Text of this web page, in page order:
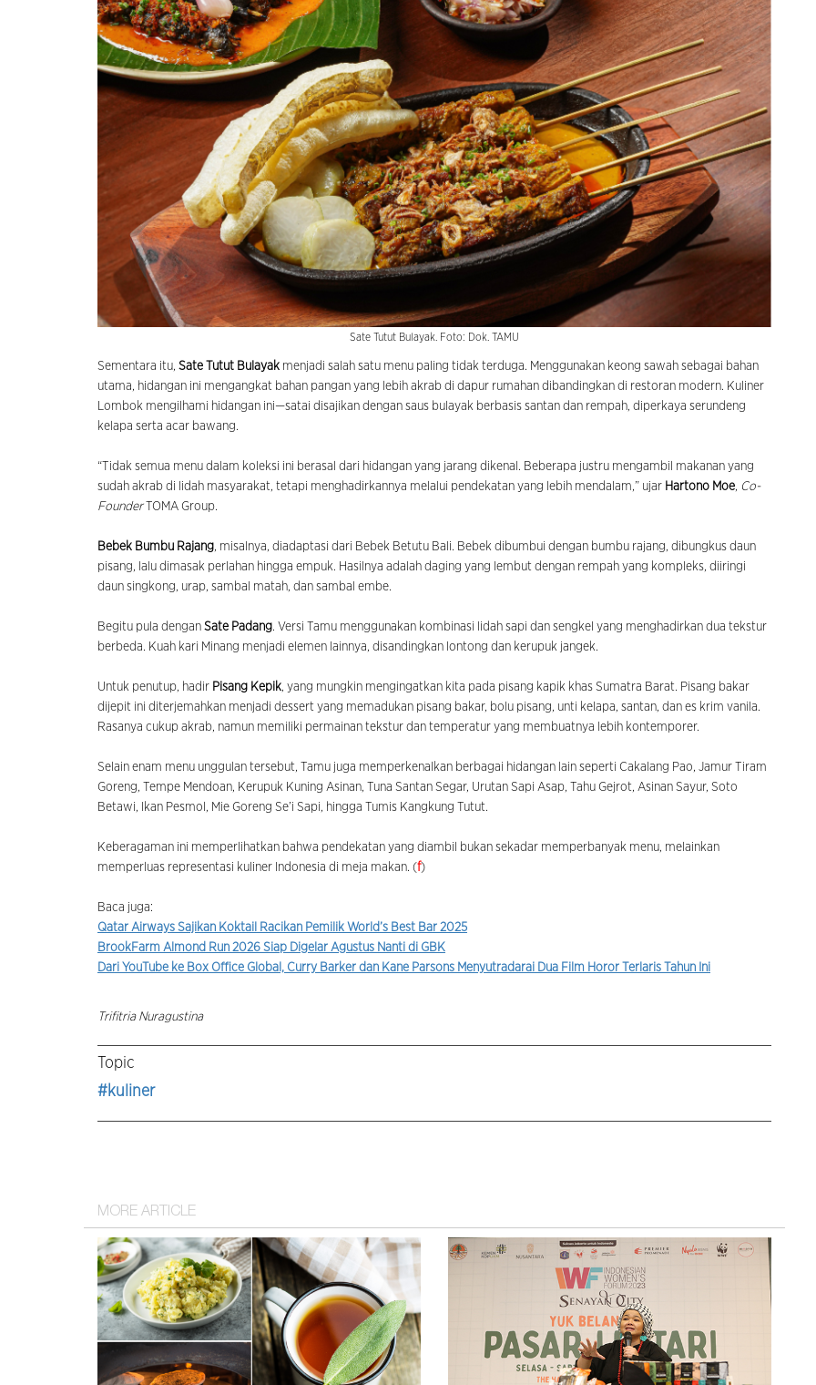
Sate Tutut Bulayak. Foto: Dok. TAMU
Sementara itu, Sate Tutut Bulayak menjadi salah satu menu paling tidak terduga. Menggunakan keong sawah sebagai bahan
utama, hidangan ini mengangkat bahan pangan yang lebih akrab di dapur rumahan dibandingkan di restoran modern. Kuliner
Lombok mengilhami hidangan ini—satai disajikan dengan saus bulayak berbasis santan dan rempah, diperkaya serundeng
kelapa serta acar bawang.
“Tidak semua menu dalam koleksi ini berasal dari hidangan yang jarang dikenal. Beberapa justru mengambil makanan yang
sudah akrab di lidah masyarakat, tetapi menghadirkannya melalui pendekatan yang lebih mendalam,” ujar Hartono Moe, Co-
FounderTOMA Group.
Bebek Bumbu Rajang, misalnya, diadaptasi dari Bebek Betutu Bali. Bebek dibumbui dengan bumbu rajang, dibungkus daun
pisang, lalu dimasak perlahan hingga empuk. Hasilnya adalah daging yang lembut dengan rempah yang kompleks, diiringi
daun singkong, urap, sambal matah, dan sambal embe.
Begitu pula dengan Sate Padang. Versi Tamu menggunakan kombinasi lidah sapi dan sengkel yang menghadirkan dua tekstur
berbeda. Kuah kari Minang menjadi elemen lainnya, disandingkan lontong dan kerupuk jangek.
Untuk penutup, hadir Pisang Kepik, yang mungkin mengingatkan kita pada pisang kapik khas Sumatra Barat. Pisang bakar
dijepit ini diterjemahkan menjadi dessert yang memadukan pisang bakar, bolu pisang, unti kelapa, santan, dan es krim vanila.
Rasanya cukup akrab, namun memiliki permainan tekstur dan temperatur yang membuatnya lebih kontemporer.
Selain enam menu unggulan tersebut, Tamu juga memperkenalkan berbagai hidangan lain seperti Cakalang Pao, Jamur Tiram
Goreng, Tempe Mendoan, Kerupuk Kuning Asinan, Tuna Santan Segar, Urutan Sapi Asap, Tahu Gejrot, Asinan Sayur, Soto
Betawi, Ikan Pesmol, Mie Goreng Se’i Sapi, hingga Tumis Kangkung Tutut.
Keberagaman ini memperlihatkan bahwa pendekatan yang diambil bukan sekadar memperbanyak menu, melainkan
memperluas representasi kuliner Indonesia di meja makan. (f)
Baca juga:
Qatar Airways Sajikan Koktail Racikan Pemilik World’s Best Bar 2025
BrookFarm Almond Run 2026 Siap Digelar Agustus Nanti di GBK
Dari YouTube ke Box Office Global, Curry Barker dan Kane Parsons Menyutradarai Dua Film Horor Terlaris Tahun Ini
Trifitria Nuragustina
Topic
#kuliner
MORE ARTICLE